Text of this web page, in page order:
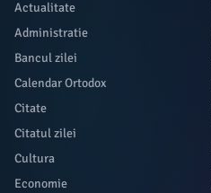
Actualitate
Administratie
Bancul zilei
Calendar Ortodox
Citate
Citatul zilei
Cultura
Economie